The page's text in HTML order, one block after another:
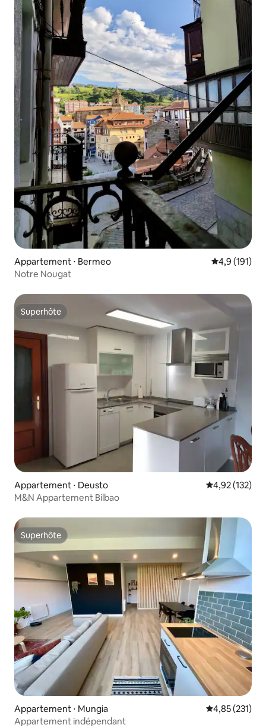
Appartement ⋅ Bermeo Évaluation
4,9 (191)
Notre Nougat
Superhôte
Superhôte
Appartement ⋅ Deusto Évaluation
4,92 (132)
M&N Appartement Bilbao
Superhôte
Superhôte
Appartement ⋅ Mungia Évaluation
4,85 (231)
Appartement indépendant